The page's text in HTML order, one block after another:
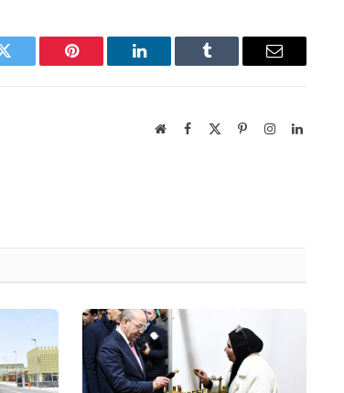
Twitter Pinterest LinkedIn Tumblr Email
WebsiteFacebook PinterestInstagramLinkedIn